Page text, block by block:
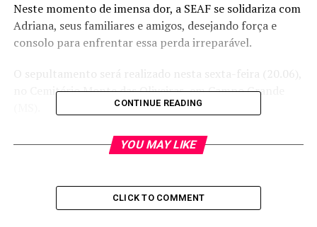
Neste momento de imensa dor, a SEAF se solidariza com
Adriana, seus familiares e amigos, desejando força e
consolo para enfrentar essa perda irreparável.
O sepultamento será realizado nesta sexta-feira (20.06),
no Cemitério Monte das Oliveiras, em Campo Grande
Andreia Fujioka – Secretária SEAF
Com chegada do inverno, temperaturas caem e mínima
CONTINUE READING
YOU MAY LIKE
CLICK TO COMMENT